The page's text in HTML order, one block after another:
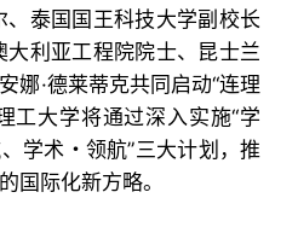
、泰国国王科技大学副校长
大利亚工程院院士、昆士兰
娜·德莱蒂克共同启动“连理
工大学将通过深入实施“学
学术・领航”三大计划，推
国际化新方略。